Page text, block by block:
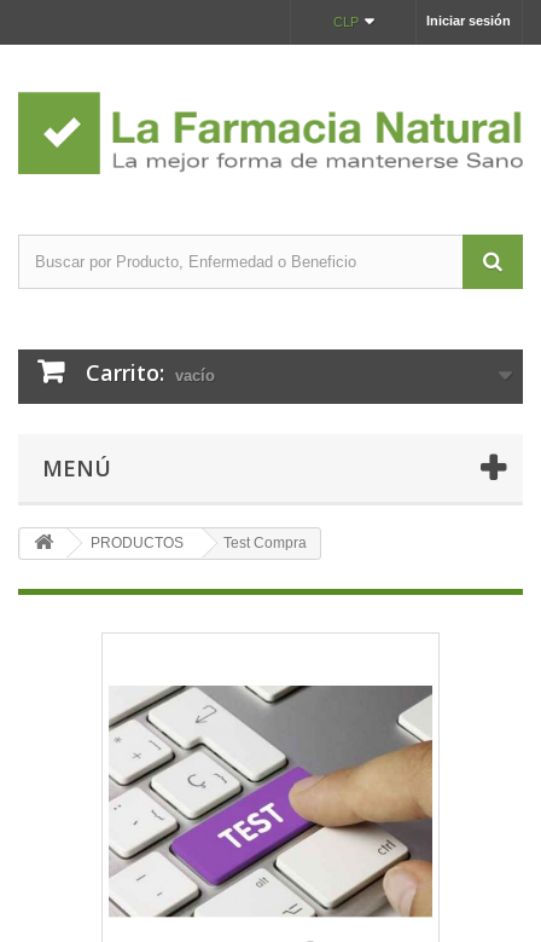
Iniciar sesión
CLP
Carrito: vacío
MENÚ
PRODUCTOS Test Compra